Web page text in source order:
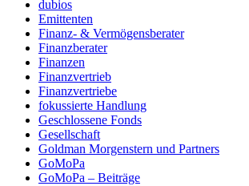
dubios
Emittenten
Finanz- & Vermögensberater
Finanzberater
Finanzen
Finanzvertrieb
Finanzvertriebe
fokussierte Handlung
Geschlossene Fonds
Gesellschaft
Goldman Morgenstern und Partners
GoMoPa
GoMoPa – Beiträge